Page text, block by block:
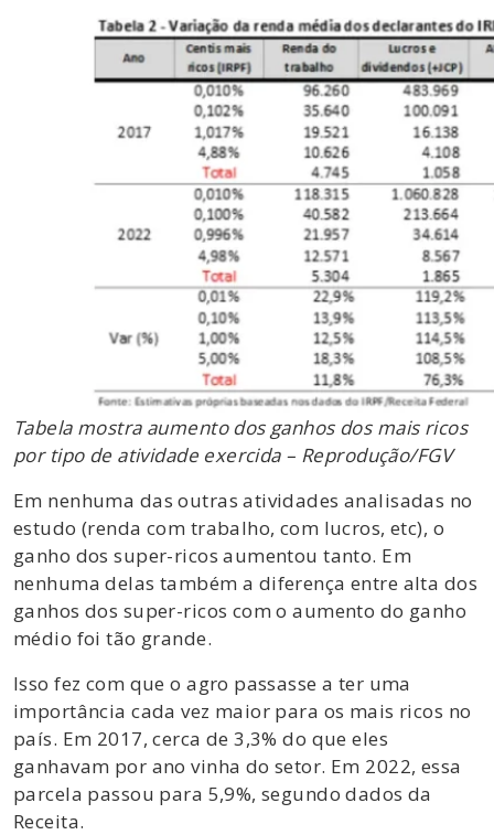
Tabela mostra aumento dos ganhos dos mais ricos
por tipo de atividade exercida – Reprodução/FGV
Em nenhuma das outras atividades analisadas no
estudo (renda com trabalho, com lucros, etc), o
ganho dos super-ricos aumentou tanto. Em
nenhuma delas também a diferença entre alta dos
ganhos dos super-ricos com o aumento do ganho
médio foi tão grande.
Isso fez com que o agro passasse a ter uma
importância cada vez maior para os mais ricos no
país. Em 2017, cerca de 3,3% do que eles
ganhavam por ano vinha do setor. Em 2022, essa
parcela passou para 5,9%, segundo dados da
Receita.